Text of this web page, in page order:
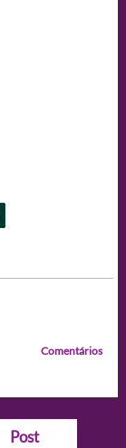
Comentários
Post